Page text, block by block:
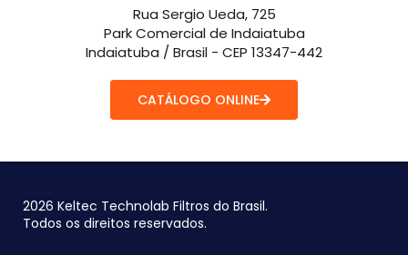
Rua Sergio Ueda, 725
Park Comercial de Indaiatuba
Indaiatuba / Brasil - CEP 13347-442
CATÁLOGO ONLINE
2026 Keltec Technolab Filtros do Brasil.
Todos os direitos reservados.